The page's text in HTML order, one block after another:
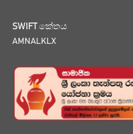
SWIFT කේතය
AMNALKLX